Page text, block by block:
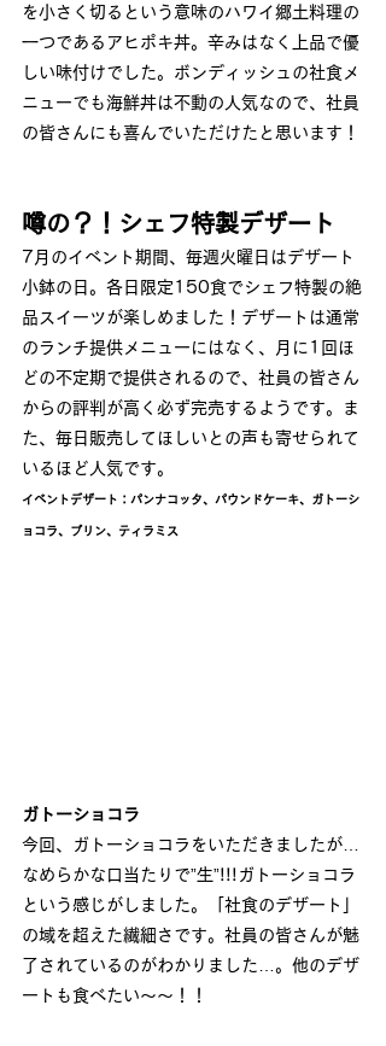
を小さく切るという意味のハワイ郷土料理の
一つであるアヒポキ丼。辛みはなく上品で優
しい味付けでした。ボンディッシュの社食メ
ニューでも海鮮丼は不動の人気なので、社員
の皆さんにも喜んでいただけたと思います！
噂の？！シェフ特製デザート
7月のイベント期間、毎週火曜日はデザート
小鉢の日。各日限定150食でシェフ特製の絶
品スイーツが楽しめました！デザートは通常
のランチ提供メニューにはなく、月に1回ほ
どの不定期で提供されるので、社員の皆さん
からの評判が高く必ず完売するようです。ま
た、毎日販売してほしいとの声も寄せられて
いるほど人気です。
イベントデザート：パンナコッタ、パウンドケーキ、ガトーシ
ョコラ、プリン、ティラミス
ガトーショコラ
今回、ガトーショコラをいただきましたが…
なめらかな口当たりで”生”!!!ガトーショコラ
という感じがしました。「社食のデザート」
の域を超えた繊細さです。社員の皆さんが魅
了されているのがわかりました…。他のデザ
ートも食べたい～～！！